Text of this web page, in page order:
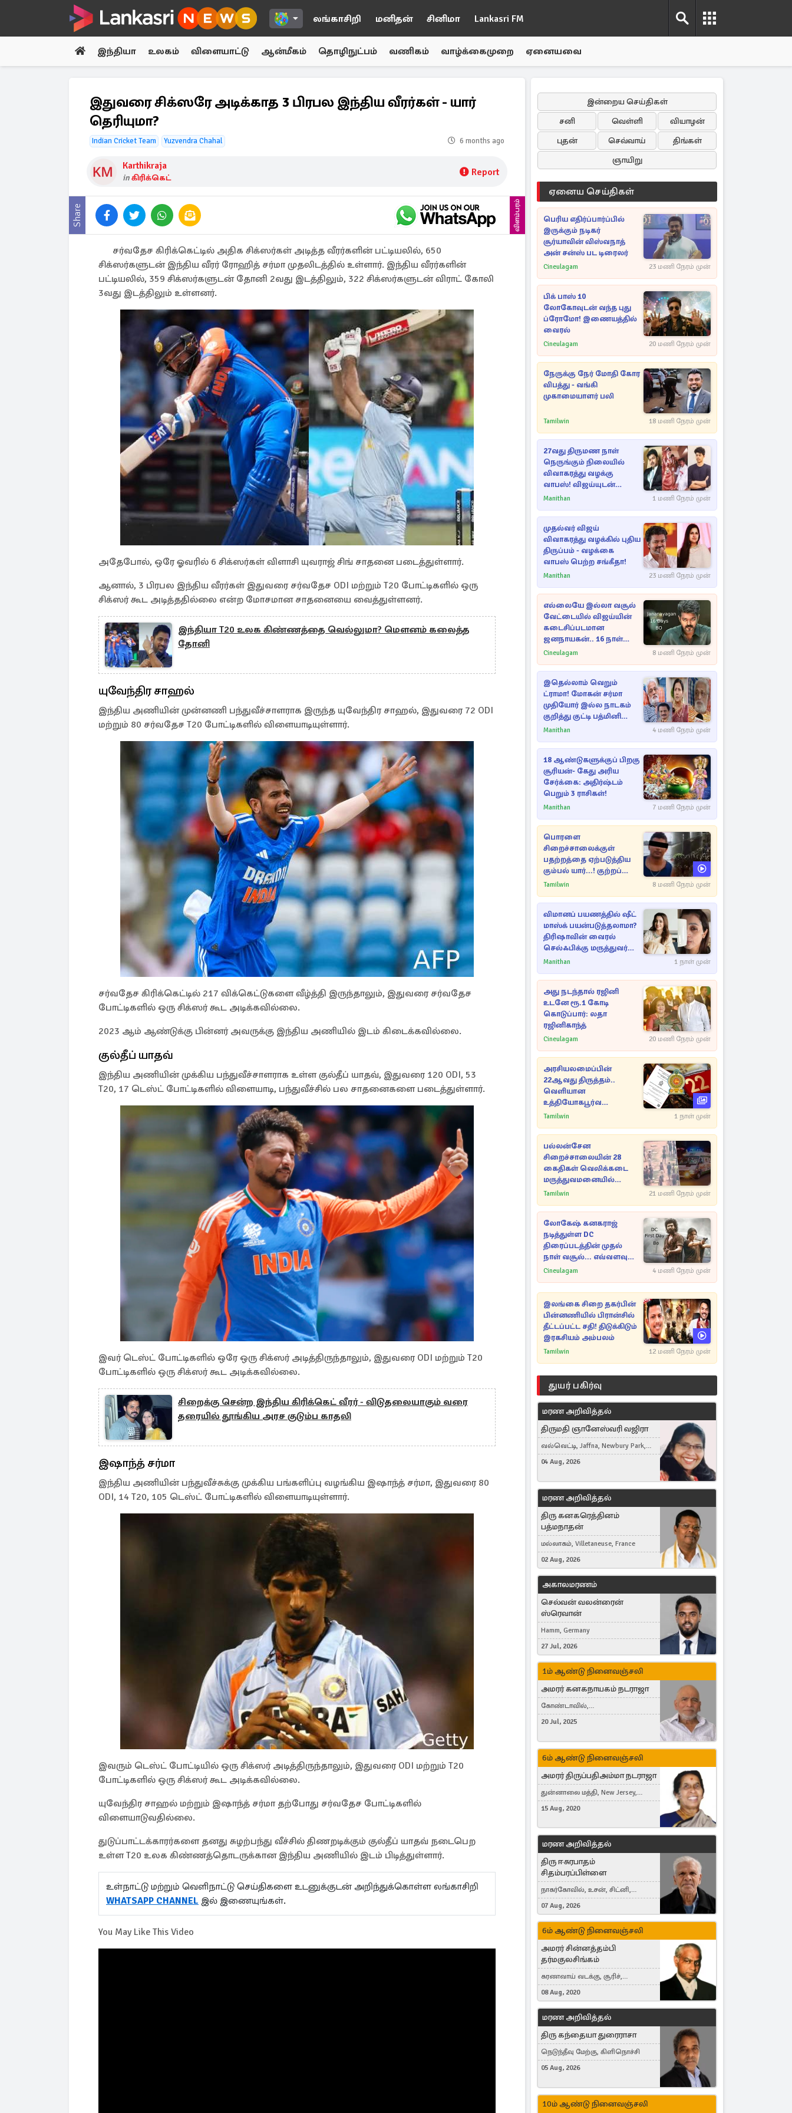
லங்காசிறி மனிதன் சினிமா Lankasri FM
இந்தியா உலகம் விளையாட்டு ஆன்மீகம் தொழிநுட்பம் வணிகம் வாழ்க்கைமுறை ஏனையவை
இதுவரை சிக்ஸரே அடிக்காத 3 பிரபல இந்திய வீரர்கள் - யார்
தெரியுமா?
Indian Cricket Team Yuzvendra Chahal 6 months ago
Karthikraja
inகிரிக்கெட் Report
Share விளம்பரம்
சர்வதேச கிரிக்கெட்டில் அதிக சிக்ஸர்கள் அடித்த வீரர்களின் பட்டியலில், 650
சிக்ஸர்களுடன் இந்திய வீரர் ரோஹித் சர்மா முதலிடத்தில் உள்ளார். இந்திய வீரர்களின்
பட்டியலில், 359 சிக்ஸர்களுடன் தோனி 2வது இடத்திலும், 322 சிக்ஸர்களுடன் விராட் கோலி
3வது இடத்திலும் உள்ளனர்.
அதேபோல், ஒரே ஓவரில் 6 சிக்ஸர்கள் விளாசி யுவராஜ் சிங் சாதனை படைத்துள்ளார்.
ஆனால், 3 பிரபல இந்திய வீரர்கள் இதுவரை சர்வதேச ODI மற்றும் T20 போட்டிகளில் ஒரு
சிக்ஸர் கூட அடித்ததில்லை என்ற மோசமான சாதனையை வைத்துள்ளனர்.
இந்தியா T20 உலக கிண்ணத்தை வெல்லுமா? மௌனம் கலைத்த
தோனி
யுவேந்திர சாஹல்
இந்திய அணியின் முன்னணி பந்துவீச்சாளராக இருந்த யுவேந்திர சாஹல், இதுவரை 72 ODI
மற்றும் 80 சர்வதேச T20 போட்டிகளில் விளையாடியுள்ளார்.
சர்வதேச கிரிக்கெட்டில் 217 விக்கெட்டுகளை வீழ்த்தி இருந்தாலும், இதுவரை சர்வதேச
போட்டிகளில் ஒரு சிக்ஸர் கூட அடிக்கவில்லை.
2023 ஆம் ஆண்டுக்கு பின்னர் அவருக்கு இந்திய அணியில் இடம் கிடைக்கவில்லை.
குல்தீப் யாதவ்
இந்திய அணியின் முக்கிய பந்துவீச்சாளராக உள்ள குல்தீப் யாதவ், இதுவரை 120 ODI, 53
T20, 17 டெஸ்ட் போட்டிகளில் விளையாடி, பந்துவீச்சில் பல சாதனைகளை படைத்துள்ளார்.
இவர் டெஸ்ட் போட்டிகளில் ஒரே ஒரு சிக்ஸர் அடித்திருந்தாலும், இதுவரை ODI மற்றும் T20
போட்டிகளில் ஒரு சிக்ஸர் கூட அடிக்கவில்லை.
சிறைக்கு சென்ற இந்திய கிரிக்கெட் வீரர் - விடுதலையாகும் வரை
தரையில் தூங்கிய அரச குடும்ப காதலி
இஷாந்த் சர்மா
இந்திய அணியின் பந்துவீச்சுக்கு முக்கிய பங்களிப்பு வழங்கிய இஷாந்த் சர்மா, இதுவரை 80
ODI, 14 T20, 105 டெஸ்ட் போட்டிகளில் விளையாடியுள்ளார்.
இவரும் டெஸ்ட் போட்டியில் ஒரு சிக்ஸர் அடித்திருந்தாலும், இதுவரை ODI மற்றும் T20
போட்டிகளில் ஒரு சிக்ஸர் கூட அடிக்கவில்லை.
யுவேந்திர சாஹல் மற்றும் இஷாந்த் சர்மா தற்போது சர்வதேச போட்டிகளில்
விளையாடுவதில்லை.
துடுப்பாட்டக்காரர்களை தனது சுழற்பந்து வீச்சில் திணறடிக்கும் குல்தீப் யாதவ் நடைபெற
உள்ள T20 உலக கிண்ணத்தொடருக்கான இந்திய அணியில் இடம் பிடித்துள்ளார்.
உள்நாட்டு மற்றும் வெளிநாட்டு செய்திகளை உடனுக்குடன் அறிந்துக்கொள்ள லங்காசிறி
WHATSAPP CHANNEL இல் இணையுங்கள்.
You May Like This Video
இன்றைய செய்திகள்
சனி
வெள்ளி
வியாழன்
புதன்
செவ்வாய்
திங்கள்
ஞாயிறு
ஏனைய செய்திகள்
பெரிய எதிர்ப்பார்ப்பில்
இருக்கும் நடிகர்
சூர்யாவின் விஸ்வநாத்
அன் சன்ஸ் பட டிரைலர்
Cineulagam 23 மணி நேரம் முன்
பிக் பாஸ் 10
லோகோவுடன் வந்த புது
ப்ரோமோ! இணையத்தில்
வைரல்
Cineulagam 20 மணி நேரம் முன்
நேருக்கு நேர் மோதி கோர
விபத்து - வங்கி
முகாமையாளர் பலி
Tamilwin 18 மணி நேரம் முன்
27வது திருமண நாள்
நெருங்கும் நிலையில்
விவாகரத்து வழக்கு
வாபஸ்! விஜய்யுடன்
மீண்டும் இணைவாரா?
Manithan 1 மணி நேரம் முன்
முதல்வர் விஜய்
விவாகரத்து வழக்கில் புதிய
திருப்பம் - வழக்கை
வாபஸ் பெற்ற சங்கீதா!
Manithan 23 மணி நேரம் முன்
எல்லையே இல்லா வசூல்
வேட்டையில் விஜய்யின்
கடைசிப்படமான
ஜனநாயகன்.. 16 நாள்
பாக்ஸ் ஆபிஸ்
Cineulagam 8 மணி நேரம் முன்
இதெல்லாம் வெறும்
ட்ராமா! மோகன் சர்மா
முதியோர் இல்ல நாடகம்
குறித்து குட்டி பத்மினி
பரபரப்பு பேட்டி
Manithan 4 மணி நேரம் முன்
18 ஆண்டுகளுக்குப் பிறகு
சூரியன்- கேது அரிய
சேர்க்கை: அதிர்ஷ்டம்
பெறும் 3 ராசிகள்!
Manithan 7 மணி நேரம் முன்
பொரளை
சிறைச்சாலைக்குள்
பதற்றத்தை ஏற்படுத்திய
கும்பல் யார்...! குற்றப்
பின்னணி தொடர்பில்
Tamilwin 8 மணி நேரம் முன்
விமானப் பயணத்தில் ஷீட்
மாஸ்க் பயன்படுத்தலாமா?
திரிஷாவின் வைரல்
செல்ஃபிக்கு மருத்துவர்
விளக்கம்
Manithan 1 நாள் முன்
அது நடந்தால் ரஜினி
உடனே ரூ.1 கோடி
கொடுப்பார்: லதா
ரஜினிகாந்த்
Cineulagam 20 மணி நேரம் முன்
அரசியலமைப்பின்
22ஆவது திருத்தம்..
வெளியான
உத்தியோகபூர்வ
அறிவிப்பு!
Tamilwin 1 நாள் முன்
பல்லன்சேன
சிறைச்சாலையின் 28
கைதிகள் வெலிக்கடை
மருத்துவமனையில்
அனுமதி
Tamilwin 21 மணி நேரம் முன்
லோகேஷ் கனகராஜ்
நடித்துள்ள DC
திரைப்படத்தின் முதல்
நாள் வசூல்... எவ்வளவு
தெரியுமா?
Cineulagam 4 மணி நேரம் முன்
இலங்கை சிறை தகர்பின்
பின்னணியில் பிரான்சில்
தீட்டப்பட்ட சதி! திடுக்கிடும்
இரகசியம் அம்பலம்
Tamilwin 12 மணி நேரம் முன்
துயர் பகிர்வு
மரண அறிவித்தல்
திருமதி ஞானேஸ்வரி வஜிரா
வல்வெட்டி, Jaffna, Newbury Park,
United Kingdom
04 Aug, 2026
மரண அறிவித்தல்
திரு கனகரெத்தினம்
பத்மநாதன்
மல்லாகம், Villetaneuse, France
02 Aug, 2026
அகாலமரணம்
செல்வன் வலன்ரைன்
ஸ்ரெவான்
Hamm, Germany
27 Jul, 2026
1ம் ஆண்டு நினைவஞ்சலி
அமரர் கனகநாயகம் நடராஜா
கோண்டாவில்,
புன்னாலைக்கட்டுவன், சவுதி
Germany, Brampton, Canada
20 Jul, 2025
6ம் ஆண்டு நினைவஞ்சலி
அமரர் திருப்பதிஅம்மா நடராஜா
துன்னாலை மத்தி, New Jersey,
United States, Toronto, Canada
15 Aug, 2020
மரண அறிவித்தல்
திரு ஈசுரபாதம்
சிதம்பரப்பிள்ளை
நாகர்கோவில், உசன், சிட்னி,
Australia
07 Aug, 2026
6ம் ஆண்டு நினைவஞ்சலி
அமரர் சின்னத்தம்பி
தர்மகுலசிங்கம்
கரணவாய் வடக்கு, சூரிச்,
Switzerland
08 Aug, 2020
மரண அறிவித்தல்
திரு கந்தையா துரைராசா
நெடுந்தீவு மேற்கு, கிளிநொச்சி
05 Aug, 2026
10ம் ஆண்டு நினைவஞ்சலி